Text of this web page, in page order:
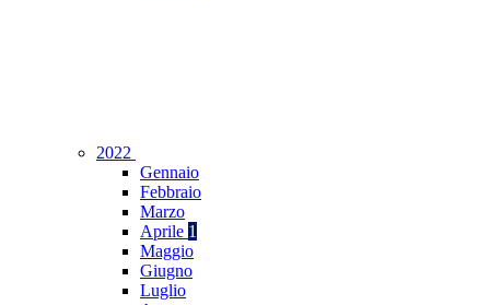
2022
Gennaio
Febbraio
Marzo
Aprile 1
Maggio
Giugno
Luglio